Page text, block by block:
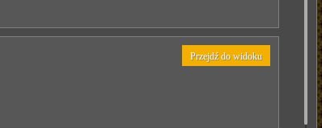
Przejdź do widoku